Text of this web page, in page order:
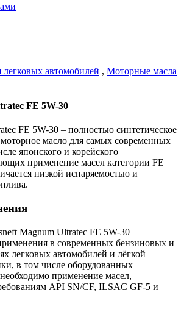
легковых автомобилей , Моторные масла
FE 5W-30
FE 5W-30 – полностью синтетическое
масло для самых современных
японского и корейского
применение масел категории FE
низкой испаряемостью и
Magnum Ultratec FE 5W-30
в современных бензиновых и
легковых автомобилей и лёгкой
в том числе оборудованных
применение масел,
API SN/CF, ILSAC GF-5 и